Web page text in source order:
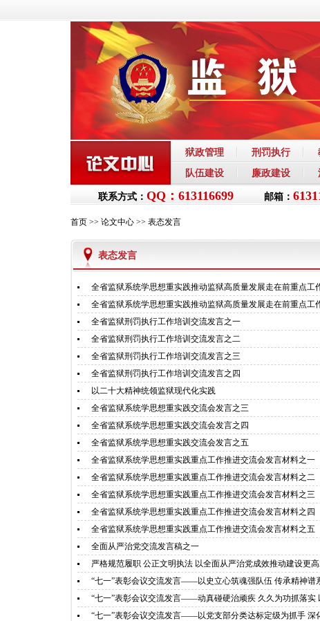
狱政管理 刑罚执行
队伍建设
廉政建设
联系方式： QQ：613116699 邮箱：
首页 >> 论文中心 >> 表态发言
表态发言
全省监狱系统学思想重实践推动监狱高质量发展走在前重点工
全省监狱系统学思想重实践推动监狱高质量发展走在前重点工
全省监狱刑罚执行工作培训交流发言之一
全省监狱刑罚执行工作培训交流发言之二
全省监狱刑罚执行工作培训交流发言之三
全省监狱刑罚执行工作培训交流发言之四
以二十大精神统领监狱现代化实践
全省监狱系统学思想重实践交流会发言之三
全省监狱系统学思想重实践交流会发言之四
全省监狱系统学思想重实践交流会发言之五
全省监狱系统学思想重实践重点工作推进交流会发言材料之一
全省监狱系统学思想重实践重点工作推进交流会发言材料之二
全省监狱系统学思想重实践重点工作推进交流会发言材料之三
全省监狱系统学思想重实践重点工作推进交流会发言材料之四
全省监狱系统学思想重实践重点工作推进交流会发言材料之五
全面从严治党交流发言稿之一
严格规范履职 公正文明执法 以全面从严治党成效推动建设更
“七一”表彰会议交流发言——以史立心筑魂强队伍 传承精神谱
“七一”表彰会议交流发言——动真碰硬治顽疾 久久为功抓落实
“七一”表彰会议交流发言——以党支部分类达标定级为抓手 深